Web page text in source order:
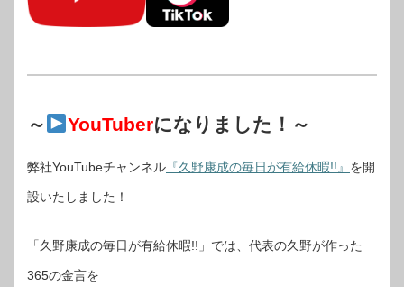
～ YouTuberになりました！～
弊社YouTubeチャンネル 『久野康成の毎日が有給休暇!!』 を開
設いたしました！
「久野康成の毎日が有給休暇!!」では、代表の久野が作った
365の金言を